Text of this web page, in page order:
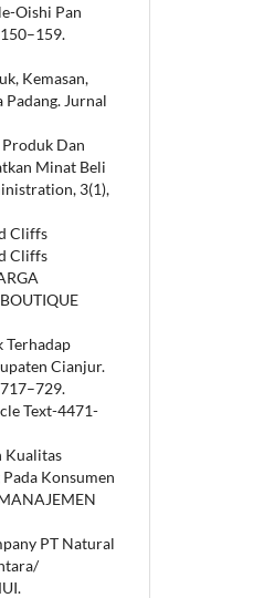
Oishi Pan
Kemasan,
Jurnal
Produk Dan
Minat Beli
3(1),
Cliffs
Cliffs
Terhadap
Cianjur.
Text-4471-
Kualitas
Konsumen
PT Natural